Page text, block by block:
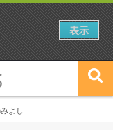
よし
表示